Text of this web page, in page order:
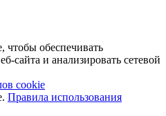
обеспечивать
сайта и анализировать сетевой
cookie
Правила использования